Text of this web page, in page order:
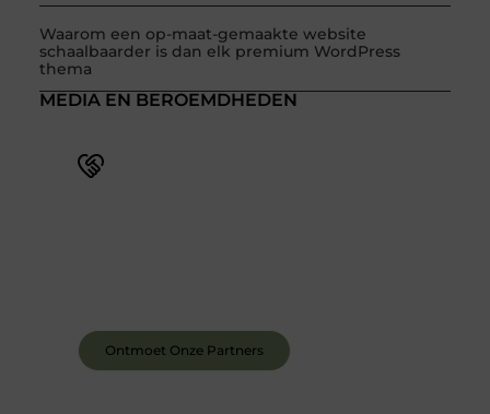
Waarom een op-maat-gemaakte website
schaalbaarder is dan elk premium WordPress
thema
MEDIA EN BEROEMDHEDEN
Ontmoet Onze Partners